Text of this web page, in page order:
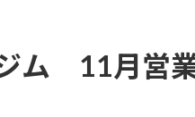
ム 11月営